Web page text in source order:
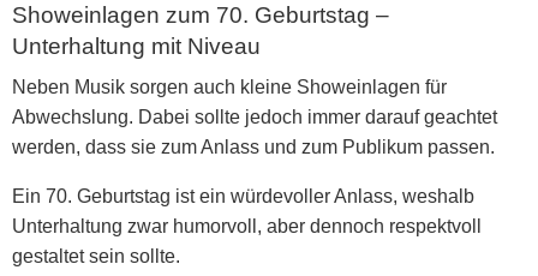
Showeinlagen zum 70. Geburtstag –
Unterhaltung mit Niveau
Neben Musik sorgen auch kleine Showeinlagen für
Abwechslung. Dabei sollte jedoch immer darauf geachtet
werden, dass sie zum Anlass und zum Publikum passen.
Ein 70. Geburtstag ist ein würdevoller Anlass, weshalb
Unterhaltung zwar humorvoll, aber dennoch respektvoll
gestaltet sein sollte.